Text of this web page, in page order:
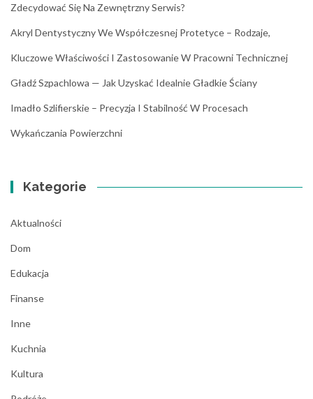
Zdecydować Się Na Zewnętrzny Serwis?
Akryl Dentystyczny We Współczesnej Protetyce – Rodzaje,
Kluczowe Właściwości I Zastosowanie W Pracowni Technicznej
Gładź Szpachlowa — Jak Uzyskać Idealnie Gładkie Ściany
Imadło Szlifierskie – Precyzja I Stabilność W Procesach
Wykańczania Powierzchni
Kategorie
Aktualności
Dom
Edukacja
Finanse
Inne
Kuchnia
Kultura